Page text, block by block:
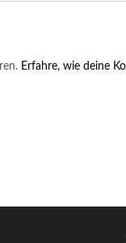
Erfahre, wie deine